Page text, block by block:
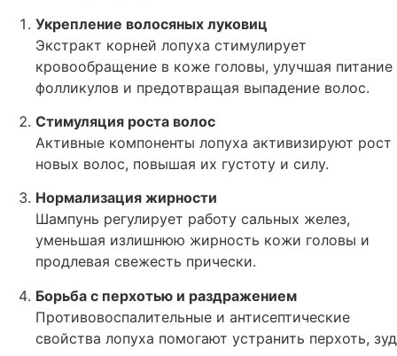
Укрепление волосяных луковиц
Экстракт корней лопуха стимулирует
кровообращение в коже головы, улучшая питание
фолликулов и предотвращая выпадение волос.
Стимуляция роста волос
Активные компоненты лопуха активизируют рост
новых волос, повышая их густоту и силу.
Нормализация жирности
Шампунь регулирует работу сальных желез,
уменьшая излишнюю жирность кожи головы и
продлевая свежесть прически.
Борьба с перхотью и раздражением
Противовоспалительные и антисептические
свойства лопуха помогают устранить перхоть, зуд